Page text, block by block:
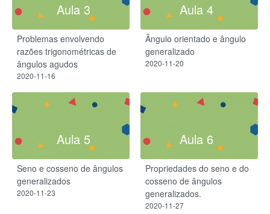
Aula 3
Problemas envolvendo
razões trigonométricas de
ângulos agudos
2020-11-16
Aula 4
Ângulo orientado e ângulo
generalizado
2020-11-20
Aula 5
Seno e cosseno de ângulos
generalizados
2020-11-23
Aula 6
Propriedades do seno e do
cosseno de ângulos
generalizados.
2020-11-27